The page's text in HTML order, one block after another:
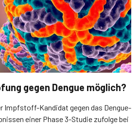
gegen Dengue möglich?
Impfstoff-Kandidat gegen das Dengue-
einer Phase 3-Studie zufolge bei